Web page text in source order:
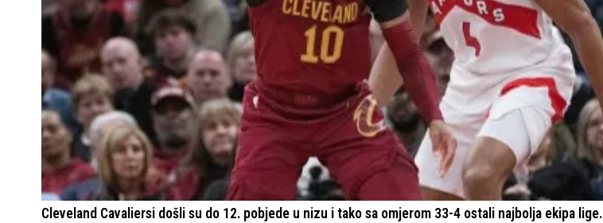
Cleveland Cavaliersi došli su do 12. pobjede u nizu i tako sa omjerom 33-4 ostali najbolja ekipa lige.